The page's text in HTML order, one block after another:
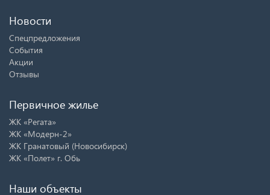
Новости
Спецпредложения
События
Акции
Отзывы
Первичное жилье
ЖК «Регата»
ЖК «Модерн-2»
ЖК Гранатовый (Новосибирск)
ЖК «Полет» г. Обь
Наши объекты